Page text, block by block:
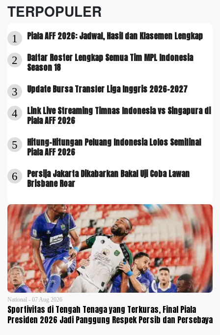
TERPOPULER
1 Piala AFF 2026: Jadwal, Hasil dan Klasemen Lengkap
2
Daftar Roster Lengkap Semua Tim MPL Indonesia
Season 18
3 Update Bursa Transfer Liga Inggris 2026-2027
4
Link Live Streaming Timnas Indonesia vs Singapura di
Piala AFF 2026
5
Hitung-Hitungan Peluang Indonesia Lolos Semifinal
Piala AFF 2026
6
Persija Jakarta Dikabarkan Bakal Uji Coba Lawan
Brisbane Roar
National - 07 Aug 2026
Sportivitas di Tengah Tenaga yang Terkuras, Final Piala
Presiden 2026 Jadi Panggung Respek Persib dan Persebaya